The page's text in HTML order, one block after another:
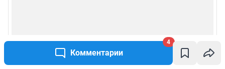
Комментарии
4